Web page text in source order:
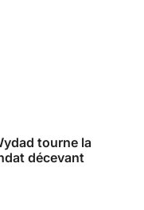
tourne la
décevant